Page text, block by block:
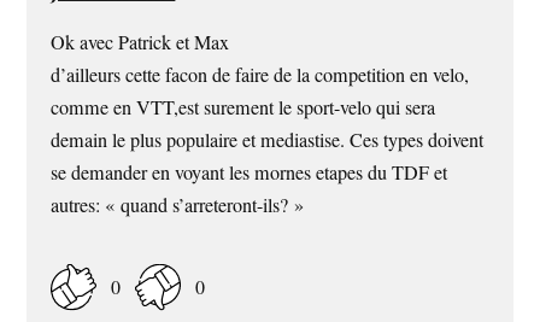
Ok avec Patrick et Max
d’ailleurs cette facon de faire de la competition en velo,
comme en VTT,est surement le sport-velo qui sera
demain le plus populaire et mediastise. Ces types doivent
se demander en voyant les mornes etapes du TDF et
autres: « quand s’arreteront-ils? »
0 0